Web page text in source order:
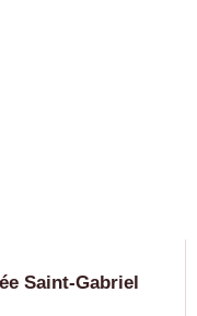
Saint-Gabriel